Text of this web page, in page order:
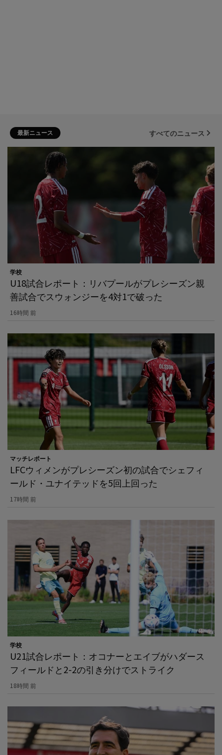
最新ニュース すべてのニュース
学校
U18試合レポート：リバプールがプレシーズン親
善試合でスウォンジーを4対1で破った
16時間 前
マッチレポート
LFCウィメンがプレシーズン初の試合でシェフィ
ールド・ユナイテッドを5回上回った
17時間 前
学校
U21試合レポート：オコナーとエイブがハダース
フィールドと2-2の引き分けでストライク
18時間 前